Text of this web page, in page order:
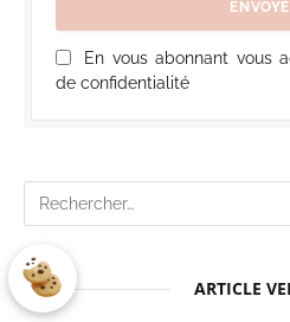
En vous abonnant vous
de confidentialité
ARTICLE